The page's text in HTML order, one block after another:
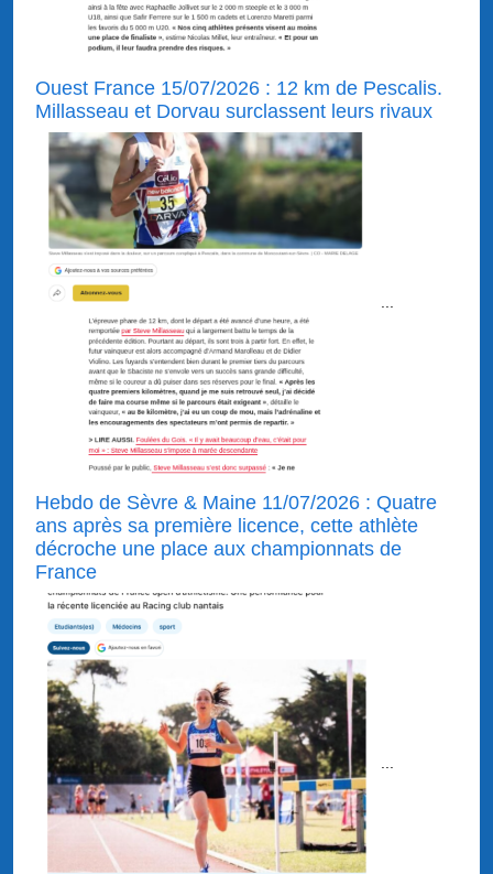
Ouest France 15/07/2026 : 12 km de Pescalis.
Millasseau et Dorvau surclassent leurs rivaux
Hebdo de Sèvre & Maine 11/07/2026 : Quatre
ans après sa première licence, cette athlète
décroche une place aux championnats de
France